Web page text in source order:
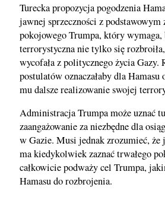
Turecka propozycja pogodzenia
jawnej sprzeczności z podstawowym
pokojowego Trumpa, który wymaga,
terrorystyczna nie tylko się
wycofała z politycznego życia Gazy.
postulatów oznaczałaby dla
mu dalsze realizowanie swojej
Administracja Trumpa może uznać
zaangażowanie za niezbędne dla
w Gazie. Musi jednak zrozumieć,
ma kiedykolwiek zaznać trwałego
całkowicie podważy cel Trumpa,
Hamasu do rozbrojenia.